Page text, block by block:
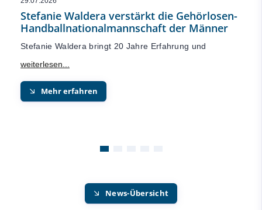
Stefanie Waldera verstärkt die Gehörlosen-
Handballnationalmannschaft der Männer
Stefanie Waldera bringt 20 Jahre Erfahrung und
Mehr erfahren
News-Übersicht